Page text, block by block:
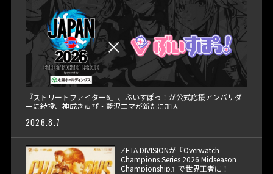
『ストリートファイター6』、ぶいすぽっ！が公式応援アンバサダ
ーに続投、神成きゅぴ・藍沢エマが新たに加入
2026.8.7
ZETA DIVISIONが『Overwatch
Champions Series 2026 Midseason
Championship』で世界王者に！